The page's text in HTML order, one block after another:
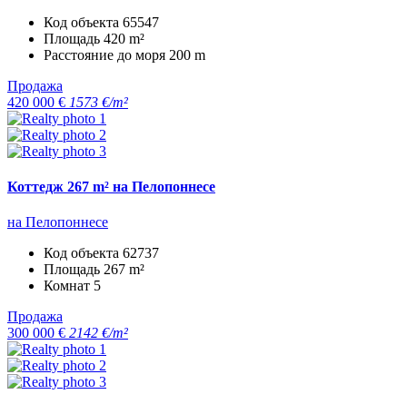
Код объекта 65547
Площадь 420 m²
Расстояние до моря 200 m
Продажа
420 000 € 1573 €/m²
Коттедж 267 m² на Пелопоннесе
на Пелопоннесе
Код объекта 62737
Площадь 267 m²
Комнат 5
Продажа
300 000 € 2142 €/m²